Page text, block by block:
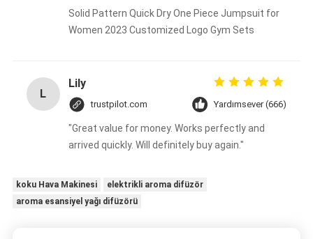
Solid Pattern Quick Dry One Piece Jumpsuit for
Women 2023 Customized Logo Gym Sets
L
Lily
trustpilot.com Yardımsever (666)
"Great value for money. Works perfectly and
arrived quickly. Will definitely buy again."
koku Hava Makinesi
elektrikli aroma difüzör
aroma esansiyel yağı difüzörü